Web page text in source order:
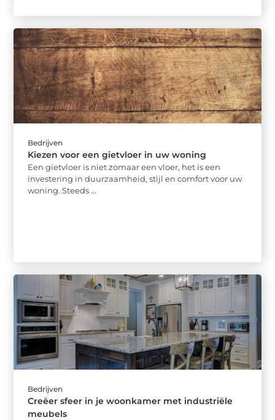
Bedrijven
Kiezen voor een gietvloer in uw woning
Een gietvloer is niet zomaar een vloer, het is een
investering in duurzaamheid, stijl en comfort voor uw
woning. Steeds ...
Bedrijven
Creëer sfeer in je woonkamer met industriële
meubels